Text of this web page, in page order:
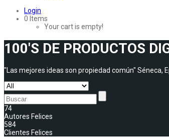
Login
0 Items
Your cart is empty!
100'S DE PRODUCTOS
"Las mejores ideas son propiedad común" Séneca,
74
Autores Felices
584
Clientes Felices